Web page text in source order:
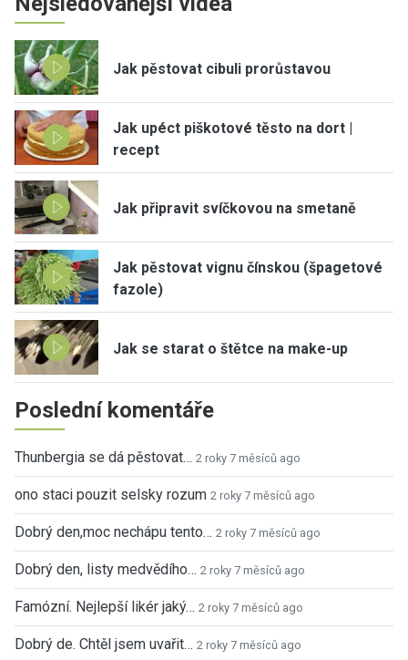
Jak pěstovat cibuli prorůstavou
Jak upéct piškotové těsto na dort |
recept
Jak připravit svíčkovou na smetaně
Jak pěstovat vignu čínskou (špagetové
fazole)
Jak se starat o štětce na make-up
Poslední komentáře
Thunbergia se dá pěstovat… 2 roky 7 měsíců ago
ono staci pouzit selsky rozum 2 roky 7 měsíců ago
Dobrý den,moc nechápu tento… 2 roky 7 měsíců ago
Dobrý den, listy medvědího… 2 roky 7 měsíců ago
Famózní. Nejlepší likér jaký… 2 roky 7 měsíců ago
Dobrý de. Chtěl jsem uvařit… 2 roky 7 měsíců ago